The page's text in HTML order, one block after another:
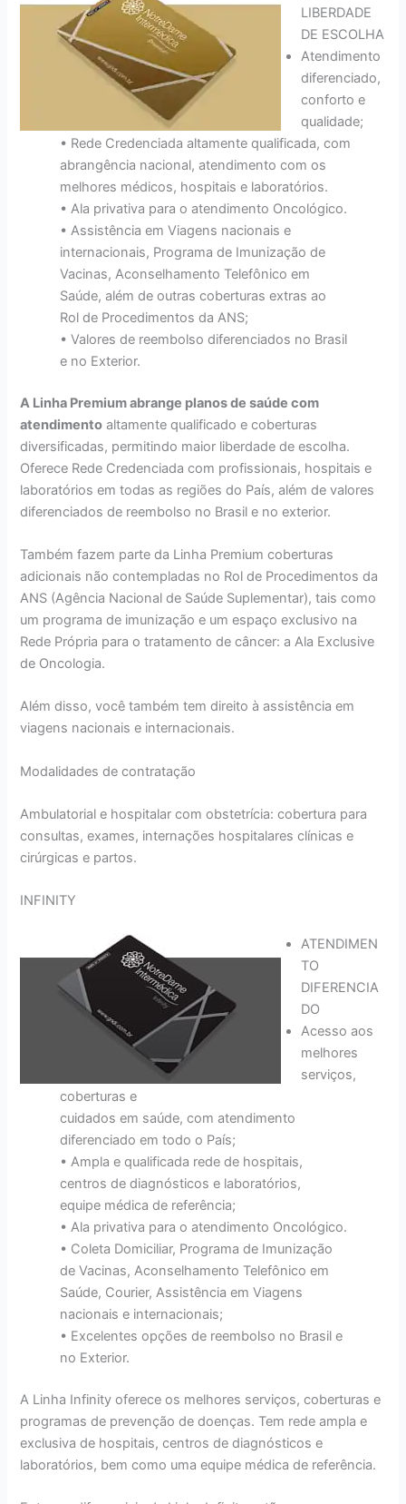
LIBERDADE
DE ESCOLHA
Atendimento
diferenciado,
conforto e
qualidade;
• Rede Credenciada altamente qualificada, com
abrangência nacional, atendimento com os
melhores médicos, hospitais e laboratórios.
• Ala privativa para o atendimento Oncológico.
• Assistência em Viagens nacionais e
internacionais, Programa de Imunização de
Vacinas, Aconselhamento Telefônico em
Saúde, além de outras coberturas extras ao
Rol de Procedimentos da ANS;
• Valores de reembolso diferenciados no Brasil
e no Exterior.
A Linha Premium abrange planos de saúde com
atendimento altamente qualificado e coberturas
diversificadas, permitindo maior liberdade de escolha.
Oferece Rede Credenciada com profissionais, hospitais e
laboratórios em todas as regiões do País, além de valores
diferenciados de reembolso no Brasil e no exterior.
Também fazem parte da Linha Premium coberturas
adicionais não contempladas no Rol de Procedimentos da
ANS (Agência Nacional de Saúde Suplementar), tais como
um programa de imunização e um espaço exclusivo na
Rede Própria para o tratamento de câncer: a Ala Exclusive
de Oncologia.
Além disso, você também tem direito à assistência em
viagens nacionais e internacionais.
Modalidades de contratação
Ambulatorial e hospitalar com obstetrícia: cobertura para
consultas, exames, internações hospitalares clínicas e
cirúrgicas e partos.
INFINITY
ATENDIMEN
TO
DIFERENCIA
DO
Acesso aos
melhores
serviços,
coberturas e
cuidados em saúde, com atendimento
diferenciado em todo o País;
• Ampla e qualificada rede de hospitais,
centros de diagnósticos e laboratórios,
equipe médica de referência;
• Ala privativa para o atendimento Oncológico.
• Coleta Domiciliar, Programa de Imunização
de Vacinas, Aconselhamento Telefônico em
Saúde, Courier, Assistência em Viagens
nacionais e internacionais;
• Excelentes opções de reembolso no Brasil e
no Exterior.
A Linha Infinity oferece os melhores serviços, coberturas e
programas de prevenção de doenças. Tem rede ampla e
exclusiva de hospitais, centros de diagnósticos e
laboratórios, bem como uma equipe médica de referência.